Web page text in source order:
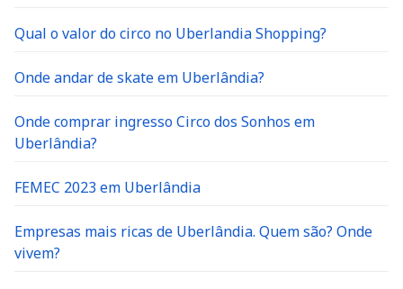
Qual o valor do circo no Uberlandia Shopping?
Onde andar de skate em Uberlândia?
Onde comprar ingresso Circo dos Sonhos em
Uberlândia?
FEMEC 2023 em Uberlândia
Empresas mais ricas de Uberlândia. Quem são? Onde
vivem?